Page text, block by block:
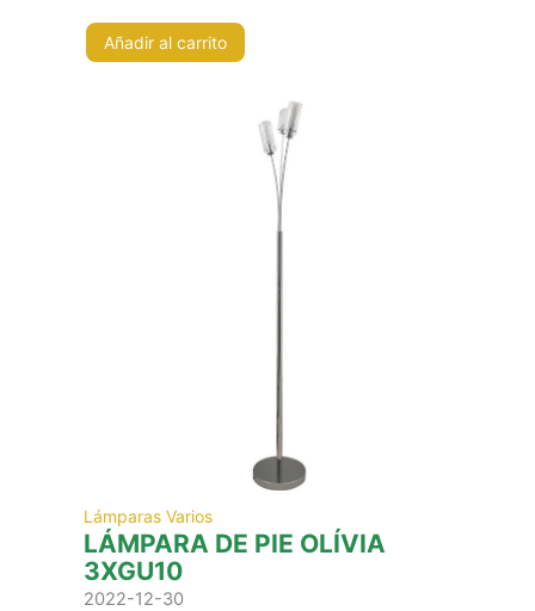
Añadir al carrito
Lámparas Varios
LÁMPARA DE PIE OLÍVIA
3XGU10
2022-12-30